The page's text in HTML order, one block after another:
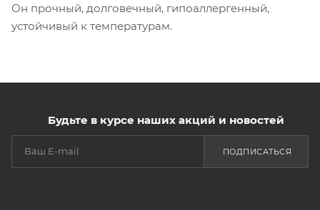
Он прочный, долговечный, гипоаллергенный,
устойчивый к температурам.
Будьте в курсе наших акций и новостей
ПОДПИСАТЬСЯ